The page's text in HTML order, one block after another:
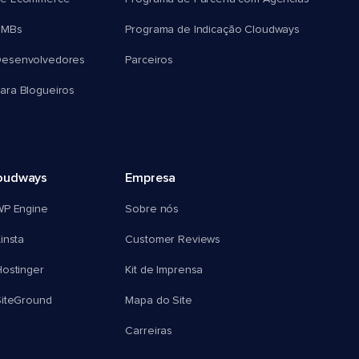
Blogueiros
Programa de Indicação Cloudways
Parceiros
Engine
Empresa
Sobre nós
Customer Reviews
Kit de Imprensa
Mapa do Site
Carreiras